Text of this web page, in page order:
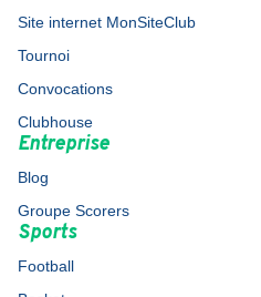
Site internet MonSiteClub
Tournoi
Convocations
Clubhouse
Entreprise
Blog
Groupe Scorers
Sports
Football